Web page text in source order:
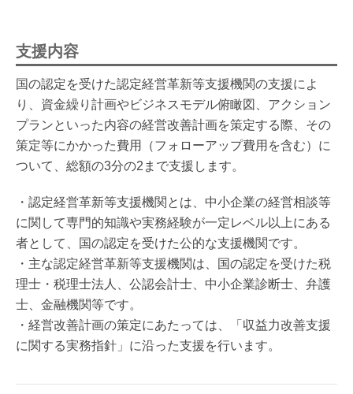
支援内容
国の認定を受けた認定経営革新等支援機関の支援によ
り、資金繰り計画やビジネスモデル俯瞰図、アクション
プランといった内容の経営改善計画を策定する際、その
策定等にかかった費用（フォローアップ費用を含む）に
ついて、総額の3分の2まで支援します。
・認定経営革新等支援機関とは、中小企業の経営相談等
に関して専門的知識や実務経験が一定レベル以上にある
者として、国の認定を受けた公的な支援機関です。
・主な認定経営革新等支援機関は、国の認定を受けた税
理士・税理士法人、公認会計士、中小企業診断士、弁護
士、金融機関等です。
・経営改善計画の策定にあたっては、「収益力改善支援
に関する実務指針」に沿った支援を行います。